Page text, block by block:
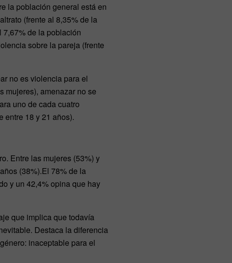
la población general está en
(frente al 8,35% de la
7,67% de la población
sobre la pareja (frente
no es violencia para el
mujeres), amenazar no se
uno de cada cuatro
entre 18 y 21 años).
Entre las mujeres (53%) y
(38%).El 78% de la
y un 42,4% opina que hay
que implica que todavía
Destaca la diferencia
inaceptable para el